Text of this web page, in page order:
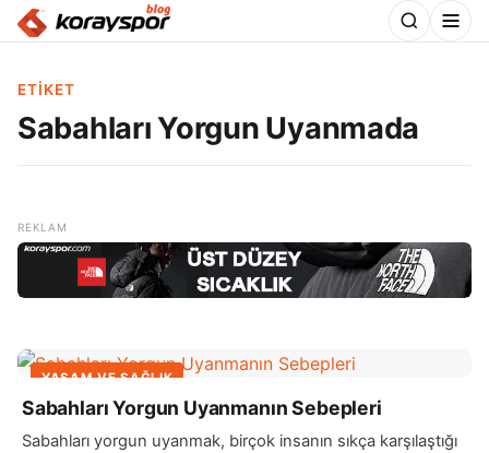
ETIKET
Sabahları Yorgun Uyanmada
YAŞAM VE SAĞLIK
Sabahları Yorgun Uyanmanın Sebepleri
Sabahları yorgun uyanmak, birçok insanın sıkça karşılaştığı